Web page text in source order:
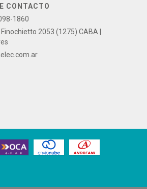
CONTACTO
1860
Finochietto 2053 (1275) CABA |